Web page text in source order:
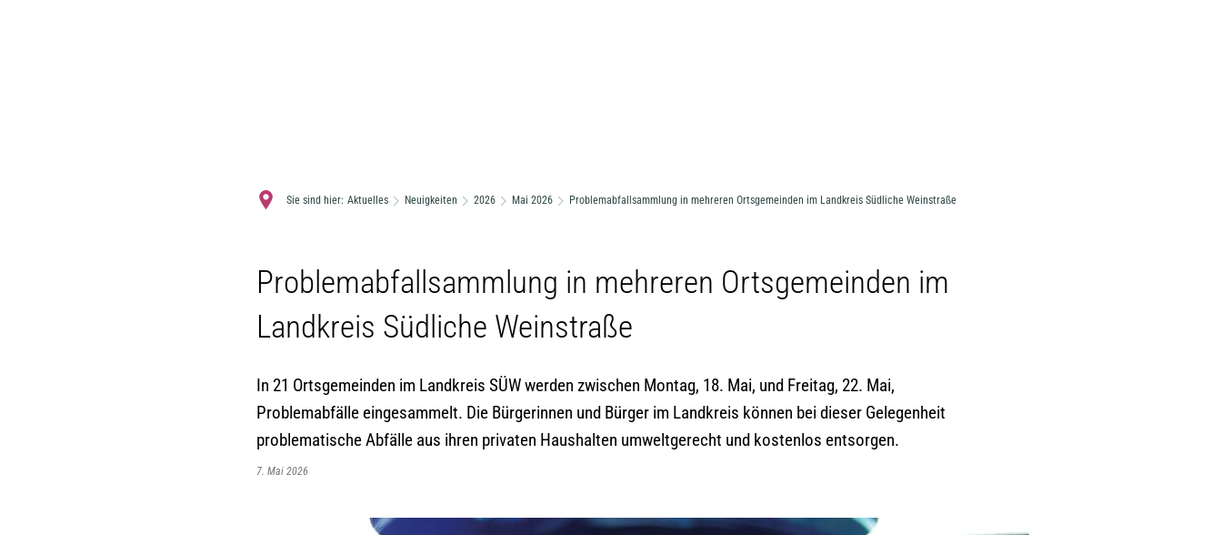
Sie sind hier: Aktuelles Neuigkeiten 2026 Mai 2026 Problemabfallsammlung in mehreren Ortsgemeinden im Landkreis Südliche Weinstraße
Problemabfallsammlung in mehreren Ortsgemeinden im
Landkreis Südliche Weinstraße
In 21 Ortsgemeinden im Landkreis SÜW werden zwischen Montag, 18. Mai, und Freitag, 22. Mai,
Problemabfälle eingesammelt. Die Bürgerinnen und Bürger im Landkreis können bei dieser Gelegenheit
problematische Abfälle aus ihren privaten Haushalten umweltgerecht und kostenlos entsorgen.
7. Mai 2026